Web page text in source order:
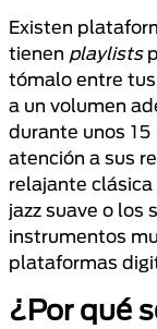
Existen
tienen playlists
tómalo entre
a un volumen
durante unos
atención a sus
relajante
jazz suave o los
instrumentos
plataformas
¿Por qué